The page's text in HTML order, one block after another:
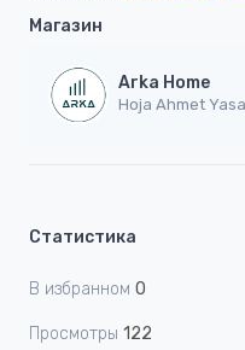
Магазин
Arka Home
Hoja Ahmet
Статистика
В избранном 0
Просмотры 122